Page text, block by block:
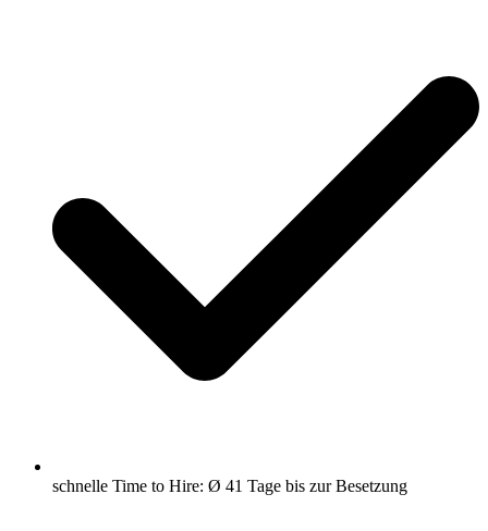
schnelle Time to Hire: Ø 41 Tage bis zur Besetzung